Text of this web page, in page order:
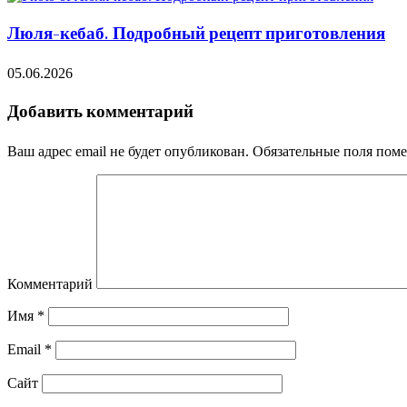
Люля-кебаб. Подробный рецепт приготовления
05.06.2026
Добавить комментарий
Ваш адрес email не будет опубликован. Обязательные поля
Комментарий
Имя *
Email *
Сайт